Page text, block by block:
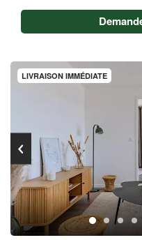
LIVRAISON IMMÉDIATE